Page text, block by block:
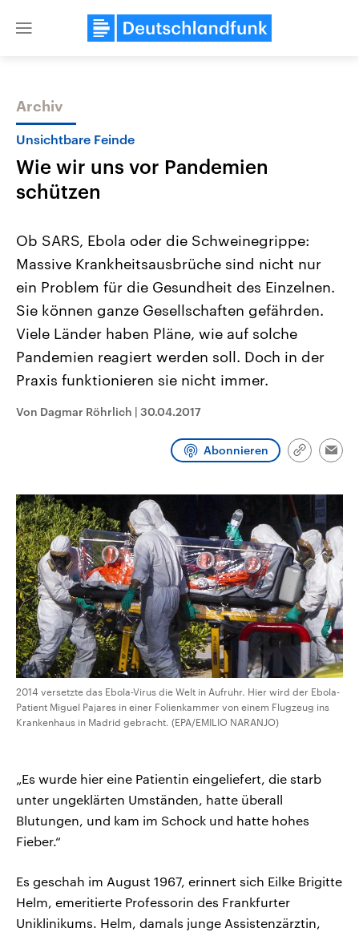
Close
Themen
Landtagswahl Sachsen-Anhalt
2026
Alle Informationen
Sachsen-Anhalt wählt am 6.
September 2026 einen neuen
Landtag. Seit 2021 wird das
Bundesland von einer Koalition aus
CDU, SPD und FDP regiert.-
Umfragen, Prognosen,
und Hintergründe zu den Parteien
und Kandidaten der anstehenden
USA
Aktuelle Beiträge,
Hintergründe
Wirtschaftlich und
gehören die Vereinigten
den mächtigsten Ländern
mit großem Einfluss auf
Sendungen Programm
Archiv
Unsichtbare Feinde
Wie wir uns vor Pandemien
schützen
Ob SARS, Ebola oder die Schweinegrippe:
Massive Krankheitsausbrüche sind nicht nur
ein Problem für die Gesundheit des Einzelnen.
Sie können ganze Gesellschaften gefährden.
Viele Länder haben Pläne, wie auf solche
Pandemien reagiert werden soll. Doch in der
Praxis funktionieren sie nicht immer.
Von Dagmar Röhrlich | 30.04.2017
Abonnieren
Link
2014 versetzte das Ebola-Virus die Welt in Aufruhr. Hier wird der Ebola-
Patient Miguel Pajares in einer Folienkammer von einem Flugzeug ins
Krankenhaus in Madrid gebracht. (EPA/EMILIO NARANJO)
„Es wurde hier eine Patientin eingeliefert, die starb
unter ungeklärten Umständen, hatte überall
Blutungen, und kam im Schock und hatte hohes
Fieber.“
Es geschah im August 1967, erinnert sich Eilke Brigitte
Helm, emeritierte Professorin des Frankfurter
Uniklinikums. Helm, damals junge Assistenzärztin,